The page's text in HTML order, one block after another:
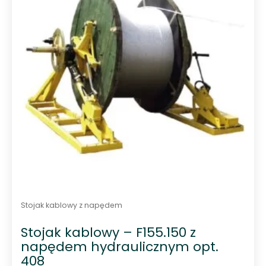
Stojak kablowy z napędem
Stojak kablowy – F155.150 z
napędem hydraulicznym opt.
408